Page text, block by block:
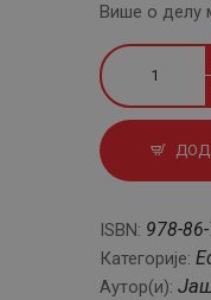
Више о делу
Уставни
развитак
уставне
борбе
Србији
количина
ISBN: 978-
Категорије:
Аутор(и):